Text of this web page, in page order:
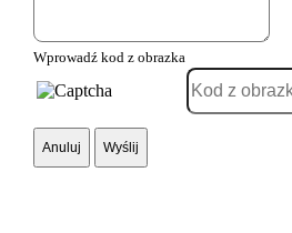
Wprowadź kod z obrazka
Anuluj Wyślij